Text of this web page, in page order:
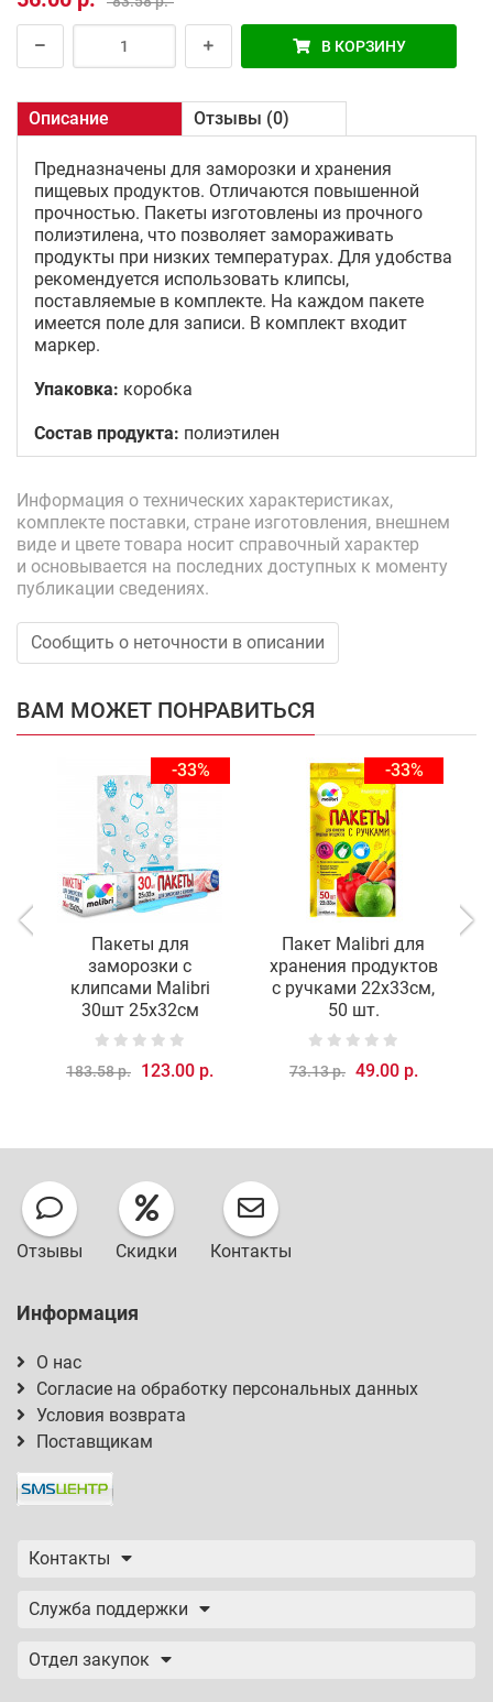
В КОРЗИНУ
Описание Отзывы (0)
Предназначены для заморозки и хранения
пищевых продуктов. Отличаются повышенной
прочностью. Пакеты изготовлены из прочного
полиэтилена, что позволяет замораживать
продукты при низких температурах. Для удобства
рекомендуется использовать клипсы,
поставляемые в комплекте. На каждом пакете
имеется поле для записи. В комплект входит
маркер.
Упаковка: коробка
Состав продукта: полиэтилен
Информация о технических характеристиках,
комплекте поставки, стране изготовления, внешнем
виде и цвете товара носит справочный характер
и основывается на последних доступных к моменту
публикации сведениях.
Сообщить о неточности в описании
ВАМ МОЖЕТ ПОНРАВИТЬСЯ
-33%
Пакеты для
заморозки с
клипсами Malibri
30шт 25х32см
183.58 р. 123.00 р.
-33%
Пакет Malibri для
хранения продуктов
с ручками 22х33см,
50 шт.
73.13 р. 49.00 р.
Отзывы Скидки Контакты
Информация
О нас
Согласие на обработку персональных данных
Условия возврата
Поставщикам
Контакты
Служба поддержки
Отдел закупок